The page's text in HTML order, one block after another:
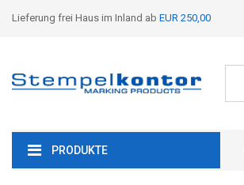
Lieferung frei Haus im Inland ab EUR 250,00
PRODUKTE